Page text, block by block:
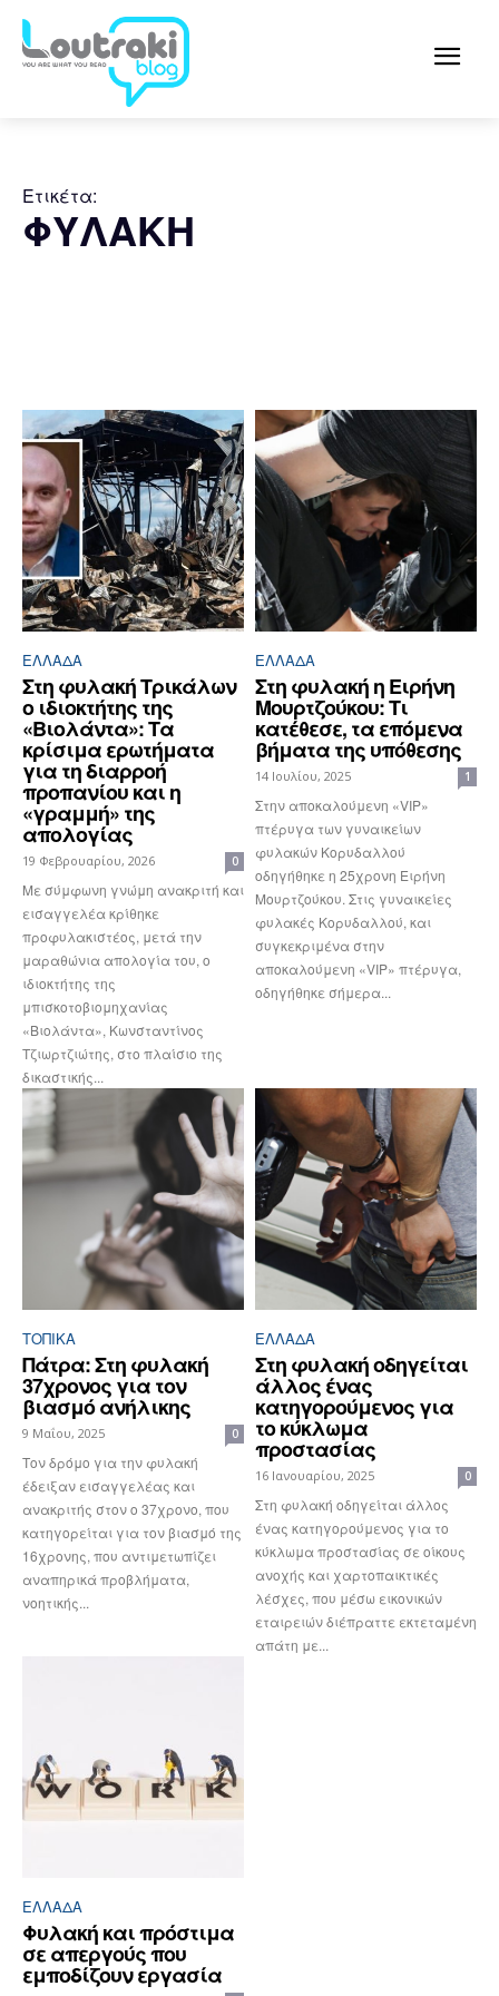
Ετικέτα:
ΦΥΛΑΚΗ
ΕΛΛΆΔΑ
Στη φυλακή Τρικάλων
ο ιδιοκτήτης της
«Βιολάντα»: Τα
κρίσιμα ερωτήματα
για τη διαρροή
προπανίου και η
«γραμμή» της
απολογίας
19 Φεβρουαρίου, 2026 0
Με σύμφωνη γνώμη ανακριτή και
εισαγγελέα κρίθηκε
προφυλακιστέος, μετά την
μαραθώνια απολογία του, ο
ιδιοκτήτης της
μπισκοτοβιομηχανίας
«Βιολάντα», Κωνσταντίνος
Τζιωρτζιώτης, στο πλαίσιο της
δικαστικής...
ΕΛΛΆΔΑ
Στη φυλακή η Ειρήνη
Μουρτζούκου: Τι
κατέθεσε, τα επόμενα
βήματα της υπόθεσης
14 Ιουλίου, 2025 1
Στην αποκαλούμενη «VIP»
πτέρυγα των γυναικείων
φυλακών Κορυδαλλού
οδηγήθηκε η 25χρονη Ειρήνη
Μουρτζούκου. Στις γυναικείες
φυλακές Κορυδαλλού, και
συγκεκριμένα στην
αποκαλούμενη «VIP» πτέρυγα,
οδηγήθηκε σήμερα...
ΤΟΠΙΚΑ
Πάτρα: Στη φυλακή
37χρονος για τον
βιασμό ανήλικης
9 Μαΐου, 2025 0
Τον δρόμο για την φυλακή
έδειξαν εισαγγελέας και
ανακριτής στον ο 37χρονο, που
κατηγορείται για τον βιασμό της
16χρονης, που αντιμετωπίζει
αναπηρικά προβλήματα,
νοητικής...
ΕΛΛΆΔΑ
Στη φυλακή οδηγείται
άλλος ένας
κατηγορούμενος για
το κύκλωμα
προστασίας
16 Ιανουαρίου, 2025 0
Στη φυλακή οδηγείται άλλος
ένας κατηγορούμενος για το
κύκλωμα προστασίας σε οίκους
ανοχής και χαρτοπαικτικές
λέσχες, που μέσω εικονικών
εταιρειών διέπραττε εκτεταμένη
απάτη με...
ΕΛΛΆΔΑ
Φυλακή και πρόστιμα
σε απεργούς που
εμποδίζουν εργασία